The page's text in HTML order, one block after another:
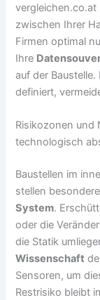
vergleichen.co.at
zwischen Ihrer
Firmen optimal
Ihre
auf der
definiert,
Risikozonen und
technologisch
Baustellen im
stellen
System.
oder die
die Statik
Wissenschaft
Sensoren, um
Restrisiko bleibt